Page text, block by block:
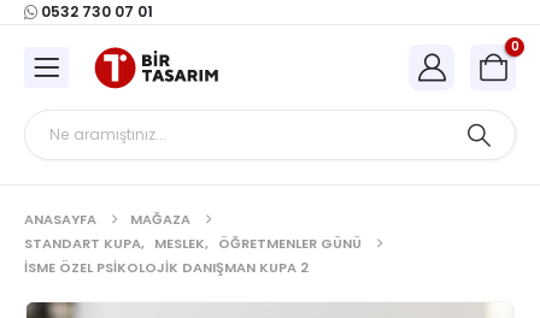
0532 730 07 01
0
ANASAYFA
MAĞAZA
STANDART KUPA, MESLEK, ÖĞRETMENLER GÜNÜ
İSME ÖZEL PSIKOLOJIK DANIŞMAN KUPA 2